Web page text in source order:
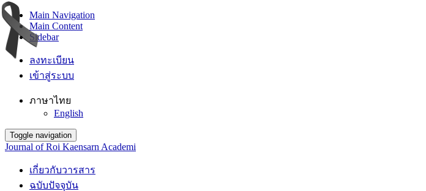
Main Navigation
Main Content
Sidebar
ลงทะเบียน
เข้าสู่ระบบ
ภาษาไทย
English
Toggle navigation
Journal of Roi Kaensarn Academi
เกี่ยวกับวารสาร
ฉบับปัจจุบัน